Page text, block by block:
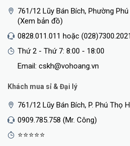
761/12 Lũy Bán Bích, Phường
(Xem bản đồ)
0828.011.011 hoặc
Thứ 2 - Thứ 7: 8:00 - 18:00
Email: cskh@vohoang.vn
Khách mua sỉ & Đại lý
761/12 Lũy Bán Bích, P. Phú Thọ
0909.785.758 (Mr. Công)
⭐⭐⭐⭐⭐